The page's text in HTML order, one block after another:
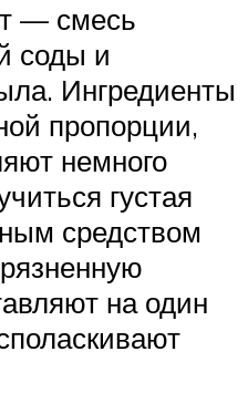
— смесь
соды и
Ингредиенты
пропорции,
немного
густая
средством
на один